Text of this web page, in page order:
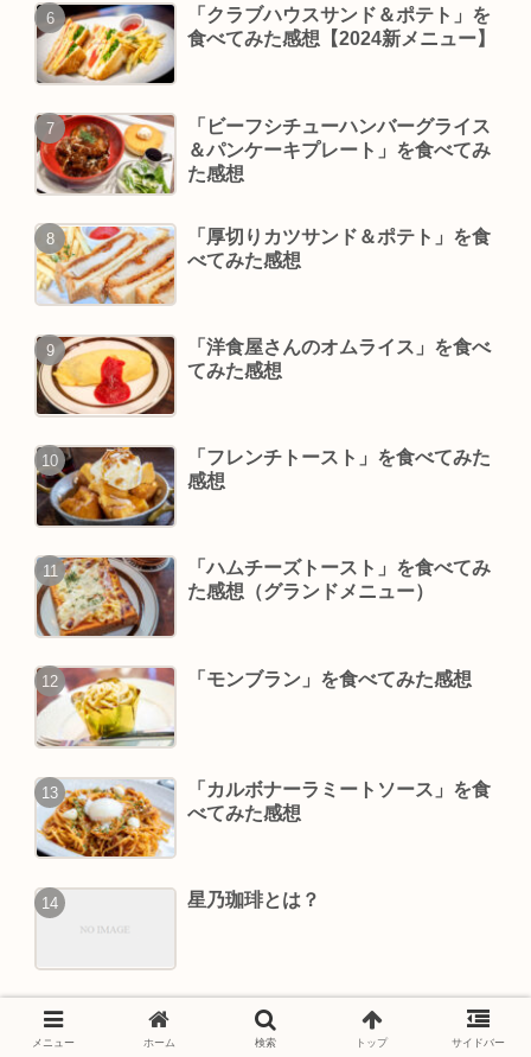
「クラブハウスサンド＆ポテト」を
食べてみた感想【2024新メニュー】
「ビーフシチューハンバーグライス
＆パンケーキプレート」を食べてみ
た感想
「厚切りカツサンド＆ポテト」を食
べてみた感想
「洋食屋さんのオムライス」を食べ
てみた感想
「フレンチトースト」を食べてみた
感想
「ハムチーズトースト」を食べてみ
た感想（グランドメニュー）
「モンブラン」を食べてみた感想
「カルボナーラミートソース」を食
べてみた感想
星乃珈琲とは？
「キャラメルりんごと苺のスフレパ
ンケーキ」を食べてみた感想（冬限
メニュー ホーム 検索 トップ サイドバー